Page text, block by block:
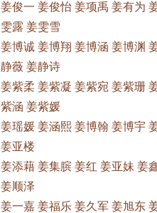
姜俊一 姜俊怡 姜项禹 姜有为
雯露 姜雯雪
姜博诚 姜博翔 姜博涵 姜博渊
静薇 姜静诗
姜紫柔 姜紫凝 姜紫宛 姜紫珊
紫涵 姜紫媛
姜瑶媛 姜涵熙 姜博翰 姜博宇
姜亚楼
姜添藉 姜集膑 姜红 姜亚妹 姜
姜顺泽
姜一嘉 姜福乐 姜久军 姜旭东